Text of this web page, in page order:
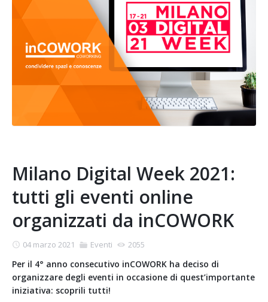
Milano Digital Week 2021:
tutti gli eventi online
organizzati da inCOWORK
04 marzo 2021 Eventi 2055
Per il 4° anno consecutivo inCOWORK ha deciso di
organizzare degli eventi in occasione di quest’importante
iniziativa: scoprili tutti!